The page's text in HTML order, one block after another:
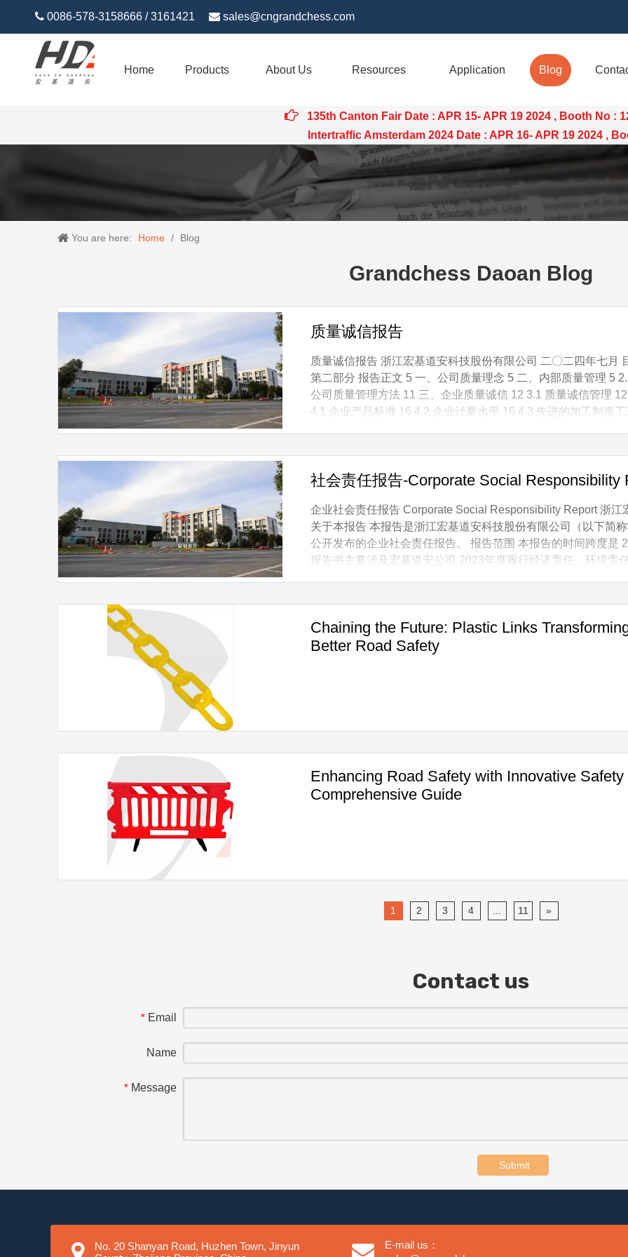
 0086-578-3158666 / 3161421  sales@cngrandchess.com
Home Products About Us Resources Application Blog

135th Canton Fair Date : APR 15- APR 19 2024 , Booth No :
Intertraffic Amsterdam 2024 Date : APR 16- APR 19 2024 ,
You are here: Home / Blog
Grandchess Daoan Blog
质量诚信报告
质量诚信报告 浙江宏基道安科技股份有限公司 二〇二四年七月
第二部分 报告正文 5 一、公司质量理念 5 二、内部质量管理 5
公司质量管理方法 11 三、企业质量诚信 12 3.1 质量诚信管理
4.1 企业产品标准 16 4.2 企业计量水平 16 4.3 先进的加工制造
社会责任报告-Corporate Social Responsibility
企业社会责任报告 Corporate Social Responsibility Report 浙江
关于本报告 本报告是浙江宏基道安科技股份有限公司（以下简称
公开发布的企业社会责任报告。 报告范围 本报告的时间跨度是
报告书主要涉及宏基道安公司 2023年度履行经济责任、环境责
Chaining the Future: Plastic Links
Better Road Safety
Enhancing Road Safety with Innovative Safety
Comprehensive Guide
1 2 3 4 11 »
Contact us
* Email
Name
* Message
Submit
No. 20 Shanyan Road, Huzhen Town, Jinyun
E-mail us：